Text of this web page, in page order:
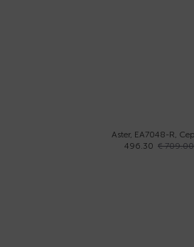
Aster, EA7048-R,
496.30 € 709.00